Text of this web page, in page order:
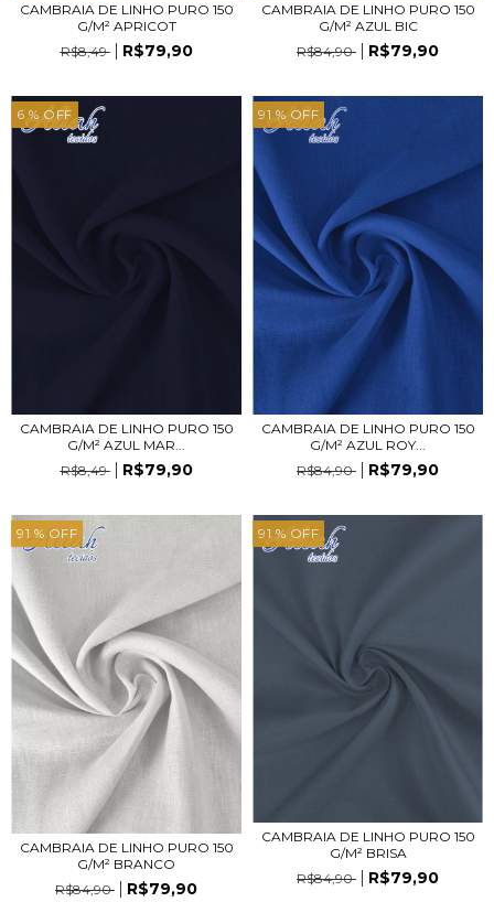
CAMBRAIA DE LINHO PURO 150
G/M² APRICOT
R$8,49
R$79,90
CAMBRAIA DE LINHO PURO 150
G/M² AZUL BIC
R$84,90
R$79,90
6 % OFF
CAMBRAIA DE LINHO PURO 150
G/M² AZUL MAR...
R$8,49
R$79,90
91 % OFF
CAMBRAIA DE LINHO PURO 150
G/M² AZUL ROY...
R$84,90
R$79,90
91 % OFF
CAMBRAIA DE LINHO PURO 150
G/M² BRANCO
R$84,90
R$79,90
91 % OFF
CAMBRAIA DE LINHO PURO 150
G/M² BRISA
R$84,90
R$79,90